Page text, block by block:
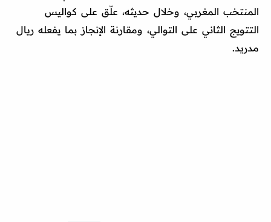
المنتخب المغربي، وخلال حديثه، علّق على كواليس
التتويج الثاني على التوالي، ومقارنة الإنجاز بما يفعله ريال
مدريد.